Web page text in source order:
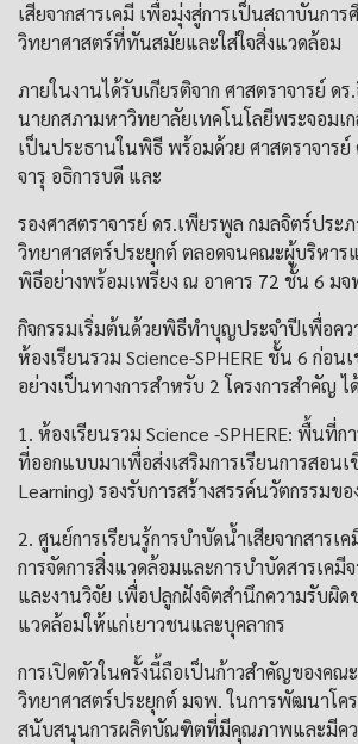
เสียจากสารเคมี เพื่อมุ่งสู่การเป็นสถาบันกา
วิทยาศาสตร์ที่ทันสมัยและใส่ใจสิ่งแวดล้อม
ภายในงานได้รับเกียรติจาก ศาสตราจารย์
นายกสภามหาวิทยาลัยเทคโนโลยีพระจอมเ
เป็นประธานในพิธี พร้อมด้วย ศาสตราจาร
จารุ อธิการบดี และ
รองศาสตราจารย์ ดร.เพียรพูล กมลจิตร์ปร
วิทยาศาสตร์ประยุกต์ ตลอดจนคณะผู้บริหาร
พิธีอย่างพร้อมเพรียง ณ อาคาร 72 ชั้น 6 มจ
กิจกรรมเริ่มต้นด้วยพิธีทำบุญประจำปีเพื่อค
ห้องเรียนรวม Science-SPHERE ชั้น 6 ก่อน
อย่างเป็นทางการสำหรับ 2 โครงการสำคัญ ไ
1. ห้องเรียนรวม Science -SPHERE: พื้นที่
ที่ออกแบบมาเพื่อส่งเสริมการเรียนการสอนเ
Learning) รองรับการสร้างสรรค์นวัตกรรมข
2. ศูนย์การเรียนรู้การบำบัดน้ำเสียจากสารเ
การจัดการสิ่งแวดล้อมและการบำบัดสารเคมี
และงานวิจัย เพื่อปลูกฝังจิตสำนึกความรับผิ
แวดล้อมให้แก่เยาวชนและบุคลากร
การเปิดตัวในครั้งนี้ถือเป็นก้าวสำคัญของคณะ
วิทยาศาสตร์ประยุกต์ มจพ. ในการพัฒนาโค
สนับสนุนการผลิตบัณฑิตที่มีคุณภาพและมีค